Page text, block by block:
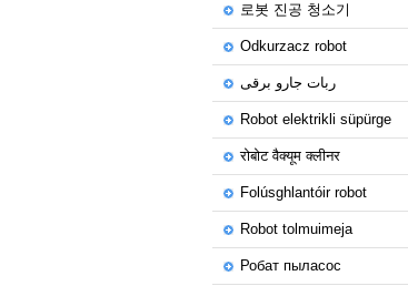
로봇 진공 청소기
Odkurzacz robot
ربات جارو برقی
Robot elektrikli süpürge
रोबोट वैक्यूम क्लीनर
Folúsghlantóir robot
Robot tolmuimeja
Робат пыласос